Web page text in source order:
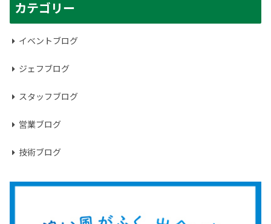
カテゴリー
イベントブログ
ジェフブログ
スタッフブログ
営業ブログ
技術ブログ